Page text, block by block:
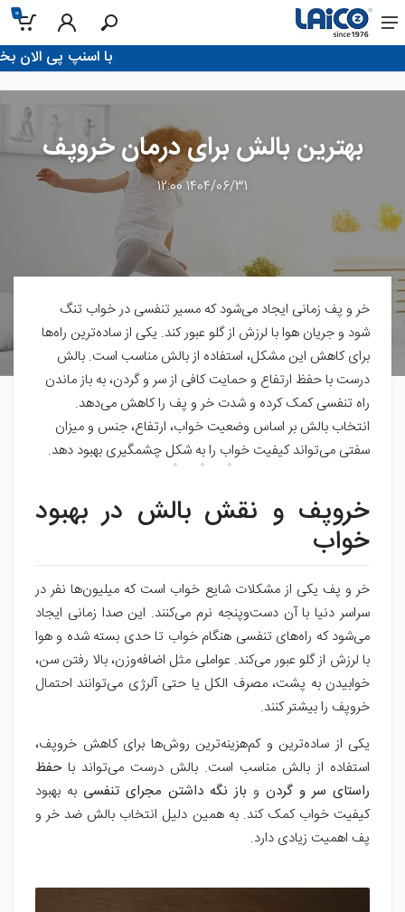
0
!با اسنپ پی الان بخر، تو 4 قسط
بهترین بالش برای درمان خروپف
1404/06/31 12:00
خر و پف زمانی ایجاد می‌شود که مسیر تنفسی در خواب تنگ
شود و جریان هوا با لرزش از گلو عبور کند. یکی از ساده‌ترین راه‌ها
برای کاهش این مشکل، استفاده از بالش مناسب است. بالش
درست با حفظ ارتفاع و حمایت کافی از سر و گردن، به باز ماندن
راه تنفسی کمک کرده و شدت خر و پف را کاهش می‌دهد.
انتخاب بالش بر اساس وضعیت خواب، ارتفاع، جنس و میزان
سفتی می‌تواند کیفیت خواب را به شکل چشمگیری بهبود دهد.
خروپف و نقش بالش در بهبود
خواب
خر و پف یکی از مشکلات شایع خواب است که میلیون‌ها نفر در
سراسر دنیا با آن دست‌وپنجه نرم می‌کنند. این صدا زمانی ایجاد
می‌شود که راه‌های تنفسی هنگام خواب تا حدی بسته شده و هوا
با لرزش از گلو عبور می‌کند. عواملی مثل اضافه‌وزن، بالا رفتن سن،
خوابیدن به پشت، مصرف الکل یا حتی آلرژی می‌توانند احتمال
خروپف را بیشتر کنند.
یکی از ساده‌ترین و کم‌هزینه‌ترین روش‌ها برای کاهش خروپف،
استفاده از بالش مناسب است. بالش درست می‌تواند با حفظ
راستای سر و گردن و باز نگه داشتن مجرای تنفسی به بهبود
کیفیت خواب کمک کند. به همین دلیل انتخاب بالش ضد خر و
پف اهمیت زیادی دارد.